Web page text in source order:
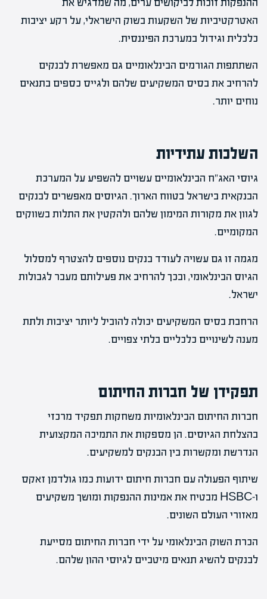
ההנפקות זוכות לביקושים ערים, מה שמדגיש את
האטרקטיביות של השקעות בשוק הישראלי, על רקע יציבות
כלכלית וגידול במערכת הפיננסית.
השתתפות הגורמים הבינלאומיים גם מאפשרת לבנקים
להרחיב את בסיס המשקיעים שלהם ולגייס כספים בתנאים
נוחים יותר.
השלכות עתידיות
גיוסי האג"ח הבינלאומיים עשויים להשפיע על המערכת
הבנקאית בישראל בטווח הארוך. הגיוסים מאפשרים לבנקים
לגוון את מקורות המימון שלהם ולהקטין את התלות בשווקים
המקומיים.
מגמה זו גם עשויה לעודד בנקים נוספים להצטרף למסלול
הגיוס הבינלאומי, ובכך להרחיב את פעילותם מעבר לגבולות
ישראל.
הרחבת בסיס המשקיעים יכולה להוביל ליותר יציבות ולתת
מענה לשינויים כלכליים בלתי צפויים.
תפקידן של חברות החיתום
חברות החיתום הבינלאומיות משחקות תפקיד מרכזי
בהצלחת הגיוסים. הן מספקות את התמיכה המקצועית
הנדרשת ומקשרות בין הבנקים למשקיעים.
שיתוף הפעולה עם חברות חיתום ידועות כמו גולדמן זאקס
ו-HSBC מבטיח את אמינות ההנפקות ומושך משקיעים
מאזורי העולם השונים.
הכרת השוק הבינלאומי על ידי חברות החיתום מסייעת
לבנקים להשיג תנאים מיטביים לגיוסי ההון שלהם.